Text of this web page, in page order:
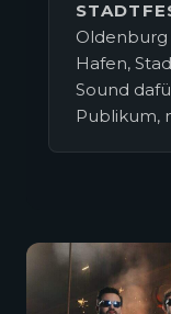
Hafen,
Sound
Publikum,